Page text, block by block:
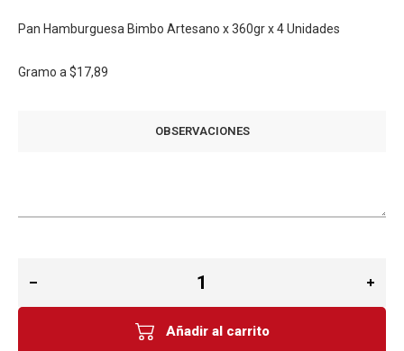
Pan Hamburguesa Bimbo Artesano x 360gr x 4 Unidades
Gramo a $17,89
OBSERVACIONES
Añadir al carrito